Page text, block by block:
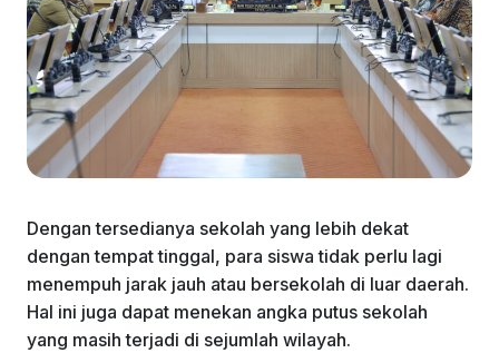
Dengan tersedianya sekolah yang lebih dekat
dengan tempat tinggal, para siswa tidak perlu lagi
menempuh jarak jauh atau bersekolah di luar daerah.
Hal ini juga dapat menekan angka putus sekolah
yang masih terjadi di sejumlah wilayah.